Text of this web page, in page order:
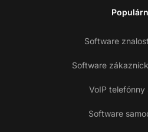
Software
Software
VoIP telefónny
Software